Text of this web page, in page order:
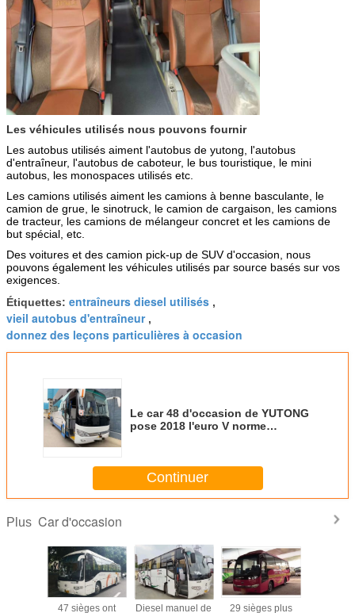
Les véhicules utilisés nous pouvons fournir
Les autobus utilisés aiment l'autobus de yutong, l'autobus
d'entraîneur, l'autobus de caboteur, le bus touristique, le mini
autobus, les monospaces utilisés etc.
Les camions utilisés aiment les camions à benne basculante, le
camion de grue, le sinotruck, le camion de cargaison, les camions
de tracteur, les camions de mélangeur concret et les camions de
but spécial, etc.
Des voitures et des camion pick-up de SUV d'occasion, nous
pouvons également les véhicules utilisés par source basés sur vos
exigences.
Étiquettes: entraîneurs diesel utilisés ,
vieil autobus d'entraîneur,
donnez des leçons particulières à occasion
Le car 48 d'occasion de YUTONG
pose 2018 l'euro V norme
Continuer
Plus Car d'occasion
47 sièges ont Diesel manuel de 29 sièges plus